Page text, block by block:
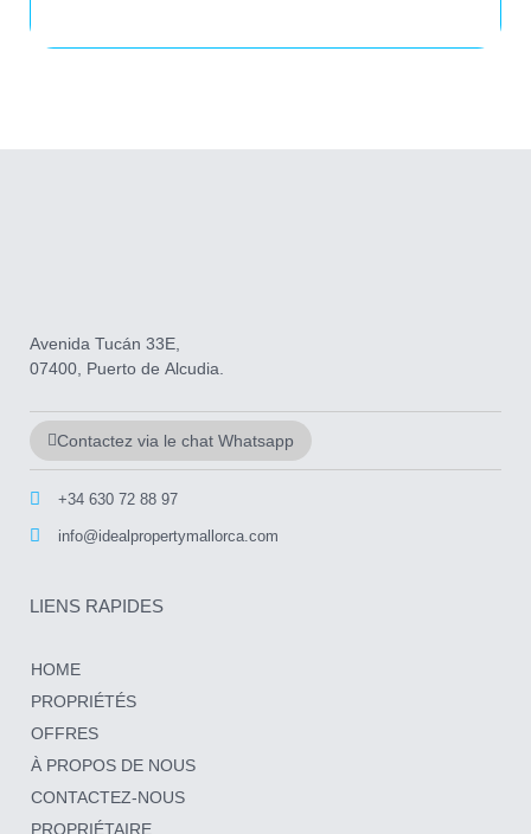
Avenida Tucán 33E,
07400, Puerto de Alcudia.
Contactez via le chat Whatsapp
+34 630 72 88 97
info@idealpropertymallorca.com
LIENS RAPIDES
HOME
PROPRIÉTÉS
OFFRES
À PROPOS DE NOUS
CONTACTEZ-NOUS
PROPRIÉTAIRE